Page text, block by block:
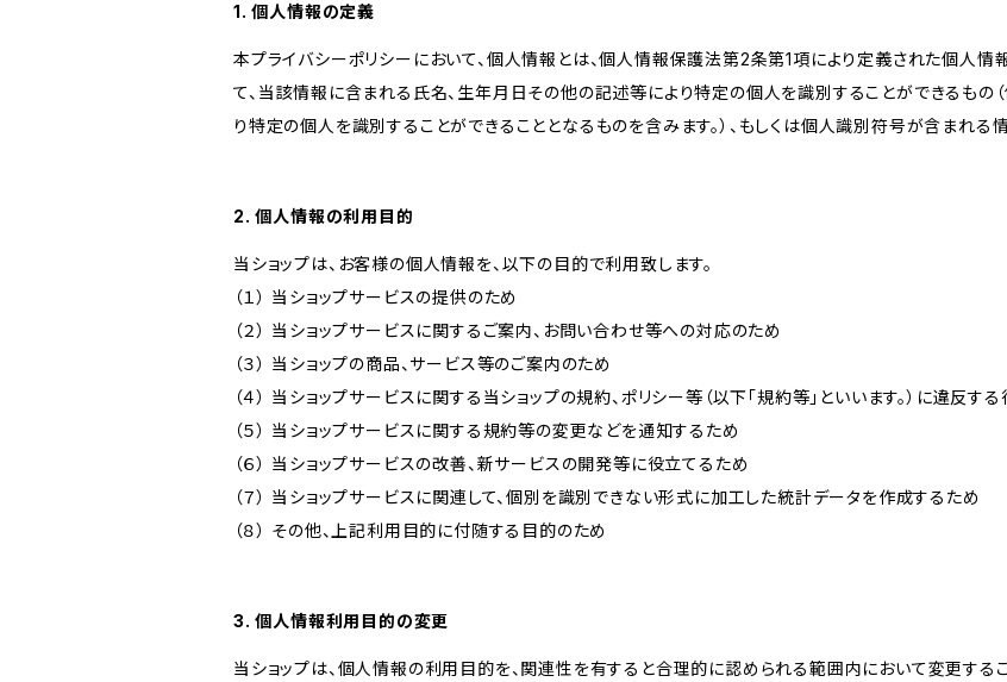
1. 個人情報の定義
本プライバシーポリシーにおいて、個人情報とは、個人情報保護法第2条第1項により定義された個人情
て、当該情報に含まれる氏名、生年月日その他の記述等により特定の個人を識別することができるもの
り特定の個人を識別することができることとなるものを含みます。）、もしくは個人識別符号が含まれる
2. 個人情報の利用目的
当ショップは、お客様の個人情報を、以下の目的で利用致します。
（１） 当ショップサービスの提供のため
（２） 当ショップサービスに関するご案内、お問い合わせ等への対応のため
（３） 当ショップの商品、サービス等のご案内のため
（４） 当ショップサービスに関する当ショップの規約、ポリシー等（以下「規約等」といいます。）に違反
（５） 当ショップサービスに関する規約等の変更などを通知するため
（６） 当ショップサービスの改善、新サービスの開発等に役立てるため
（７） 当ショップサービスに関連して、個別を識別できない形式に加工した統計データを作成するため
（８） その他、上記利用目的に付随する目的のため
3. 個人情報利用目的の変更
当ショップは、個人情報の利用目的を、関連性を有すると合理的に認められる範囲内において変更す